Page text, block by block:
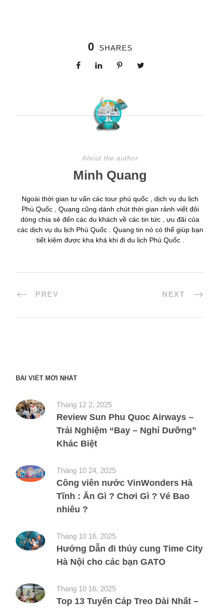
0 SHARES
About the author
Minh Quang
Ngoài thời gian tư vấn các tour phú quốc , dịch vụ du lịch
Phú Quốc , Quang cũng dành chút thời gian rảnh viết đôi
dòng chia sẻ đến các du khách về các tin tức , ưu đãi của
các dịch vụ du lịch Phú Quốc . Quang tin nó có thể giúp bạn
tiết kiệm được kha khá khi đi du lịch Phú Quốc .
PREV NEXT
BÀI VIẾT MỚI NHẤT
Tháng 12 2, 2025
Review Sun Phu Quoc Airways –
Trải Nghiệm “Bay – Nghỉ Dưỡng”
Khác Biệt
Tháng 10 24, 2025
Công viên nước VinWonders Hà
Tĩnh : Ăn Gì ? Chơi Gì ? Vé Bao
nhiêu ?
Tháng 10 16, 2025
Hướng Dẫn đi thủy cung Time City
Hà Nội cho các bạn GATO
Tháng 10 16, 2025
Top 13 Tuyến Cáp Treo Dài Nhất –